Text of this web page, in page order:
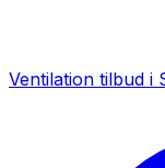
Ventilation tilbud i